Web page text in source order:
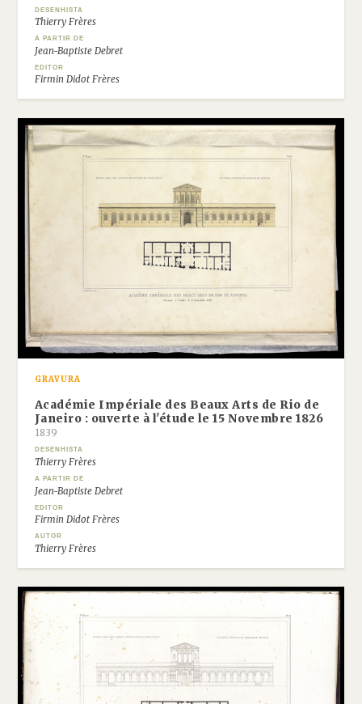
DESENHISTA
Thierry Frères
A PARTIR DE
Jean-Baptiste Debret
EDITOR
Firmin Didot Frères
GRAVURA
Académie Impériale des Beaux Arts de Rio de
Janeiro : ouverte à l'étude le 15 Novembre 1826
1839
DESENHISTA
Thierry Frères
A PARTIR DE
Jean-Baptiste Debret
EDITOR
Firmin Didot Frères
AUTOR
Thierry Frères